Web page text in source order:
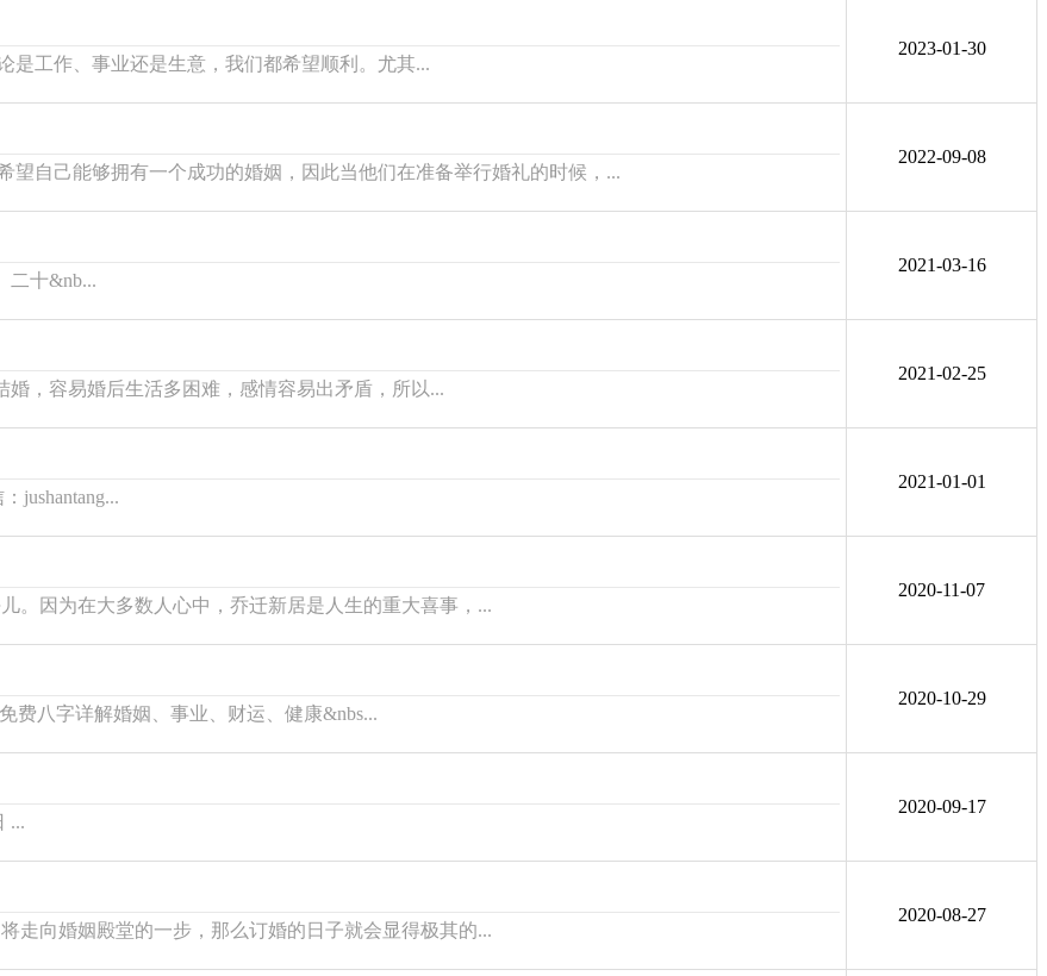
工作、事业还是生意，我们都希望顺利。尤其...
2023-01-30
自己能够拥有一个成功的婚姻，因此当他们在准备举行婚礼的时候，...
2022-09-08
二十&nb...
2021-03-16
，容易婚后生活多困难，感情容易出矛盾，所以...
2021-02-25
jushantang...
2021-01-01
。因为在大多数人心中，乔迁新居是人生的重大喜事，...
2020-11-07
费八字详解婚姻、事业、财运、健康&nbs...
2020-10-29
...
2020-09-17
走向婚姻殿堂的一步，那么订婚的日子就会显得极其的...
2020-08-27